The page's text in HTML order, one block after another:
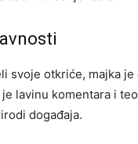
svoje otkriće, majka
je lavinu komentara i
događaja.